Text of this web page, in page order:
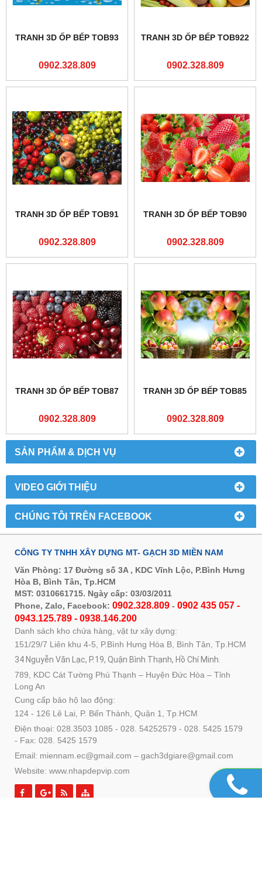
SẢN PHẨM & DỊCH VỤ
VIDEO GIỚI THIỆU
CHÚNG TÔI TRÊN FACEBOOK
TRANH 3D ỐP BẾP TOB93
0902.328.809
TRANH 3D ỐP BẾP TOB922
0902.328.809
TRANH 3D ỐP BẾP TOB91
0902.328.809
TRANH 3D ỐP BẾP TOB90
0902.328.809
TRANH 3D ỐP BẾP TOB87
0902.328.809
TRANH 3D ỐP BẾP TOB85
0902.328.809
CÔNG TY TNHH XÂY DỰNG MT- GẠCH 3D MIỀN NAM
Văn Phòng: 17 Đường số 3A , KDC Vĩnh Lộc, P.Bình Hưng
Hòa B, Bình Tân, Tp.HCM
MST: 0310661715. Ngày cấp: 03/03/2011
Phone, Zalo, Facebook: 0902.328.809 - 0902 435 057 -
0943.125.789 - 0938.146.200
Danh sách kho chứa hàng, vật tư xây dựng:
151/29/7 Liên khu 4-5, P.Bình Hưng Hòa B, Bình Tân, Tp.HCM
34 Nguyễn Văn Lạc, P.19, Quận Bình Thạnh, Hồ Chí Minh.
789, KDC Cát Tường Phú Thạnh – Huyện Đức Hòa – Tỉnh
Long An
Cung cấp bảo hộ lao động:
124 - 126 Lê Lai, P. Bến Thành, Quận 1, Tp.HCM
Điện thoại: 028.3503 1085 - 028. 54252579 - 028. 5425 1579
- Fax: 028. 5425 1579
Email: miennam.ec@gmail.com – gach3dgiare@gmail.com
Website: www.nhapdepvip.com